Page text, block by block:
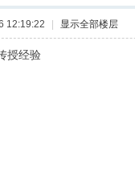
12:19:22 显示全部楼层
授经验